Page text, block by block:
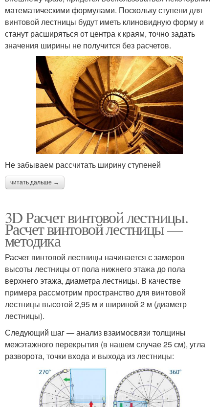
математическими формулами. Поскольку ступени для
винтовой лестницы будут иметь клиновидную форму и
станут расширяться от центра к краям, точно задать
значения ширины не получится без расчетов.
Не забываем рассчитать ширину ступеней
читать дальше →
3D Расчет винтовой лестницы.
Расчет винтовой лестницы —
методика
Расчет винтовой лестницы начинается с замеров
высоты лестницы от пола нижнего этажа до пола
верхнего этажа, диаметра лестницы. В качестве
примера рассмотрим пространство для винтовой
лестницы высотой 2,95 м и шириной 2 м (диаметр
лестницы).
Следующий шаг — анализ взаимосвязи толщины
межэтажного перекрытия (в нашем случае 25 см), угла
разворота, точки входа и выхода из лестницы: